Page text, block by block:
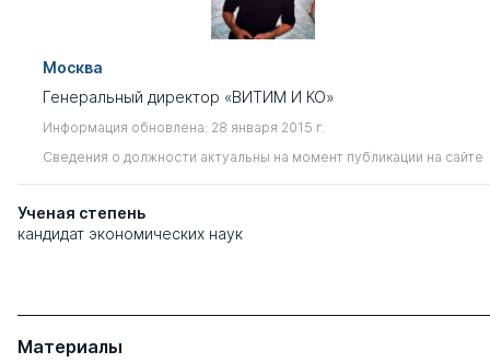
Москва
Генеральный директор «ВИТИМ И КО»
Информация обновлена: 28 января 2015 г.
Сведения о должности актуальны на момент публикации на сайте
Ученая степень
кандидат экономических наук
Материалы